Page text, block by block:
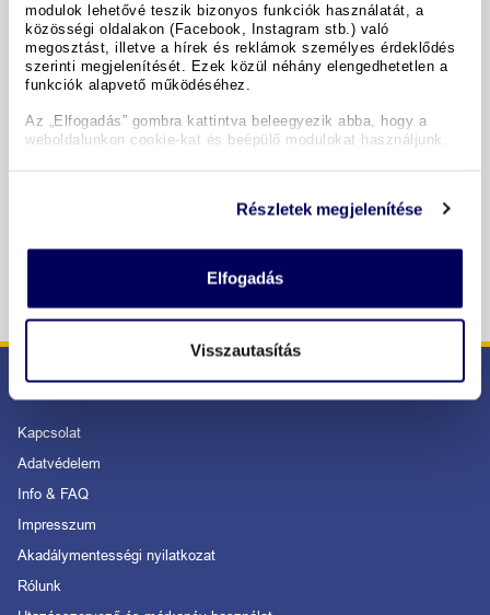
modulok lehetővé teszik bizonyos funkciók használatát, a
közösségi oldalakon (Facebook, Instagram stb.) való
megosztást, illetve a hírek és reklámok személyes érdeklődés
szerinti megjelenítését. Ezek közül néhány elengedhetetlen a
funkciók alapvető működéséhez.
Az „Elfogadás” gombra kattintva beleegyezik abba, hogy a
weboldalunkon cookie-kat és beépülő modulokat használjunk.
Részletek megjelenítése
Elfogadás
Visszautasítás
Időpontok & árak
Copyright GIATA 2004 - 2026. Multilingual, powered by
www.giata.com for client no. 122148
BIZTONSÁGOS RENDELÉS ÉS FIZETÉS
Kapcsolat
Adatvédelem
Info & FAQ
Impresszum
Akadálymentességi nyilatkozat
Rólunk